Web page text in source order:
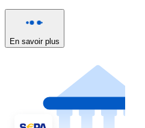
En savoir plus